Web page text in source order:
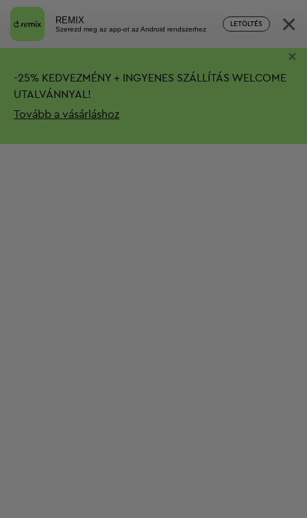
REMIX
Szerezd meg az app-ot az Android rendszerhez
LETÖLTÉS ×
-25% KEDVEZMÉNY + INGYENES SZÁLLÍTÁS WELCOME
UTALVÁNNYAL!
Tovább a vásárláshoz
×